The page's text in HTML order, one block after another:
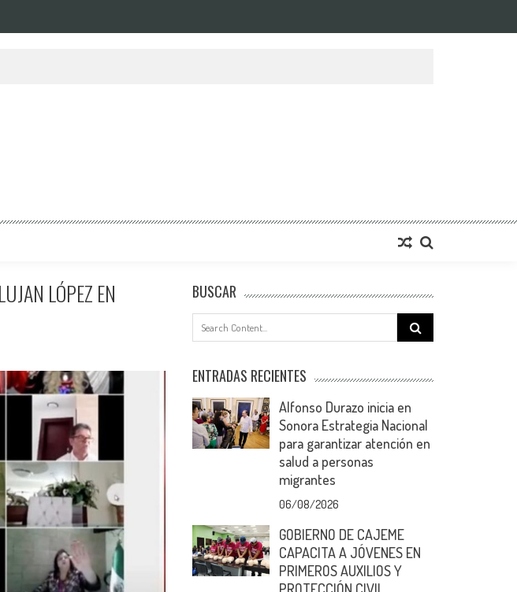
LÓPEZ EN BUSCAR
Search
for:
ENTRADAS RECIENTES
Alfonso Durazo inicia en
Sonora Estrategia Nacional
para garantizar atención en
salud a personas
migrantes
06/08/2026
GOBIERNO DE CAJEME
CAPACITA A JÓVENES EN
PRIMEROS AUXILIOS Y